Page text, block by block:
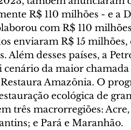
R$ 110 milhões - e a
com R$ 110
enviaram R$ 15
Além desses países, a
cenário da maior
Amazônia. O
ecológica de
três macrorregiões:
e Pará e Maranhão.